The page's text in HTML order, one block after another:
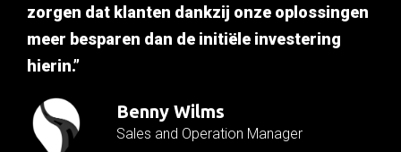
zorgen dat klanten dankzij onze oplossingen
meer besparen dan de initiële investering
hierin.”
Benny Wilms
Sales and Operation Manager